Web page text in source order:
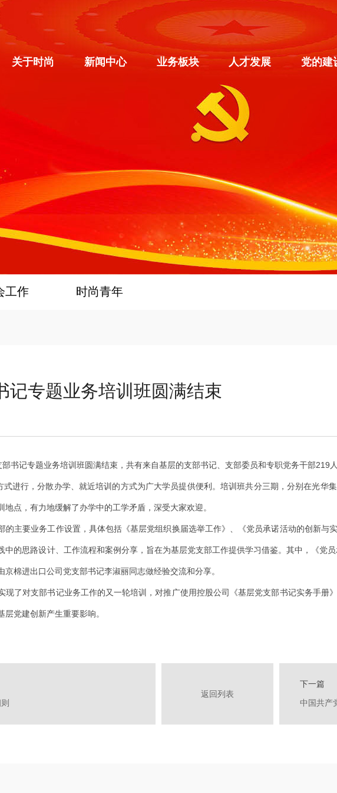
关于时尚 新闻中心 业务板块 人才发展 党的建
工作 时尚青年
记专题业务培训班圆满结束
记专题业务培训班圆满结束，共有来自基层的支部书记、支部委员和专职党务干部219人
进行，分散办学、就近培训的方式为广大学员提供便利。培训班共分三期，分别在光华
点，有力地缓解了办学中的工学矛盾，深受大家欢迎。
主要业务工作设置，具体包括《基层党组织换届选举工作》、《党员承诺活动的创新与
中的思路设计、工作流程和案例分享，旨在为基层党支部工作提供学习借鉴。其中，《党
棉进出口公司党支部书记李淑丽同志做经验交流和分享。
了对支部书记业务工作的又一轮培训，对推广使用控股公司《基层党支部书记实务手册
党建创新产生重要影响。
返回列表
下一篇
中国共产